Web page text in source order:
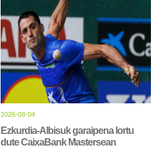
2026-08-04
Ezkurdia-Albisuk garaipena lortu
dute CaixaBank Mastersean